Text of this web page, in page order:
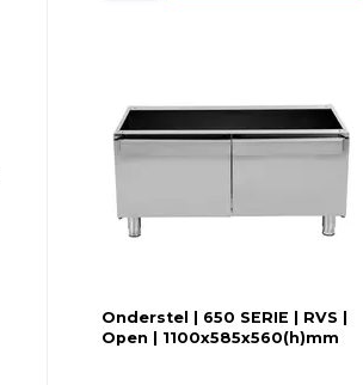
Onderstel | 650 SERIE | RVS |
Open | 1100x585x560(h)mm